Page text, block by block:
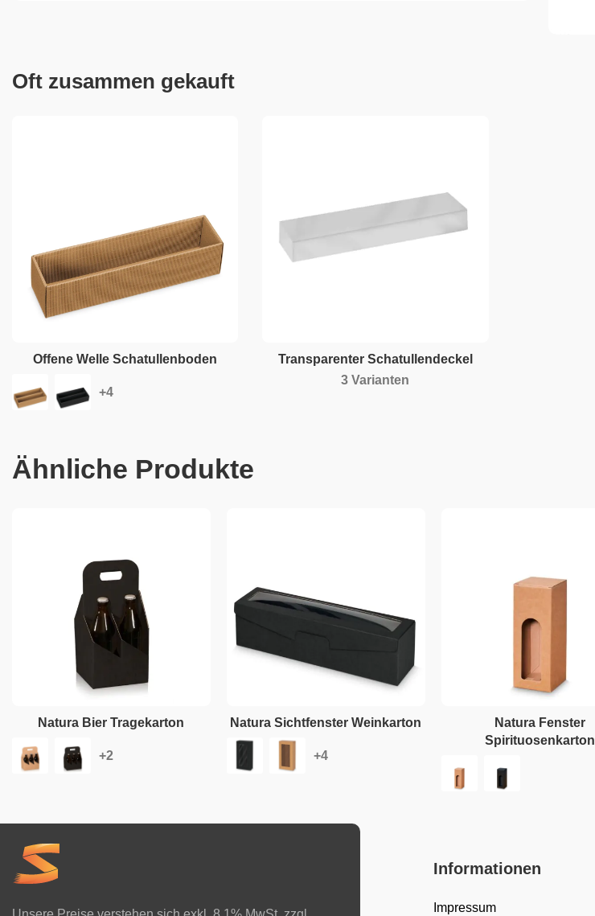
Oft zusammen gekauft
Offene Welle Schatullenboden
Transparenter Schatullendeckel
3 Varianten
Ähnliche Produkte
Natura Bier Tragekarton Natura Sichtfenster Weinkarton
Natura Fenster
Spirituosenkarton
Informationen
Impressum